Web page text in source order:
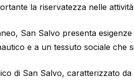
la riservatezza nelle
San Salvo presenta
e a un tessuto sociale che
di San Salvo, caratterizzato